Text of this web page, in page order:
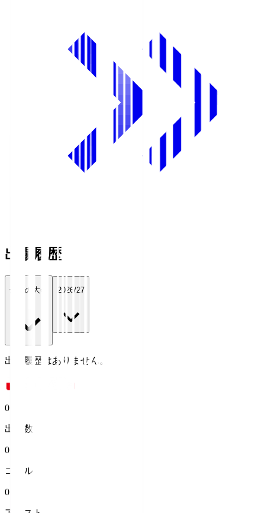
出場履歴
全ての大会 2026/27
出場履歴はありません。
0
出場数
0
ゴール
0